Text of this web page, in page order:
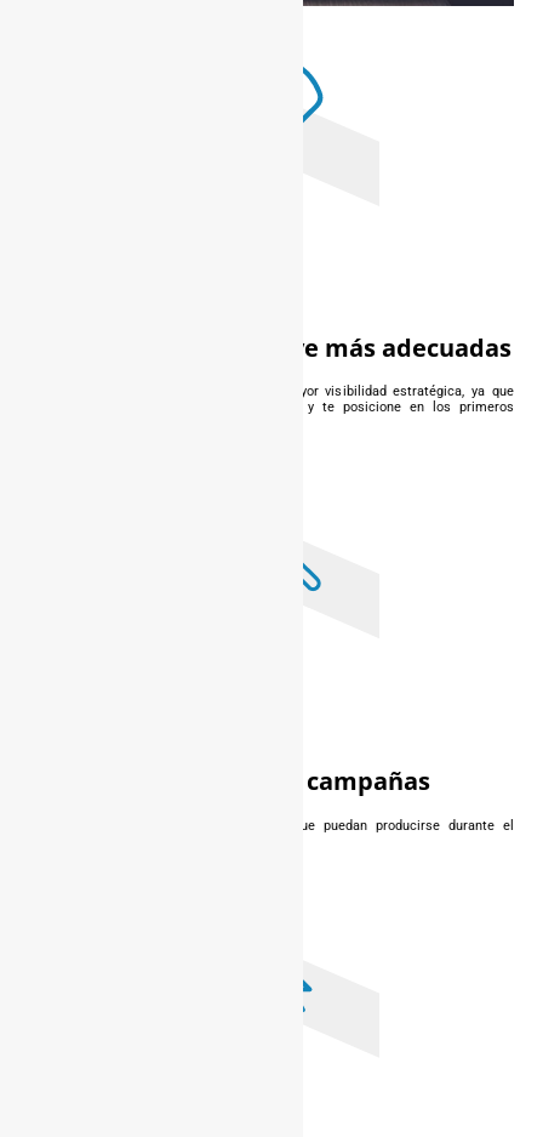
Elegir las palabras clave más adecuadas
Lo que va a posibilitar que tenga una mayor visibilidad estratégica, ya que
buscamos la keyword que más te defina y te posicione en los primeros
Seguimiento de campañas
Para corregir las posibles desviaciones que puedan producirse durante el